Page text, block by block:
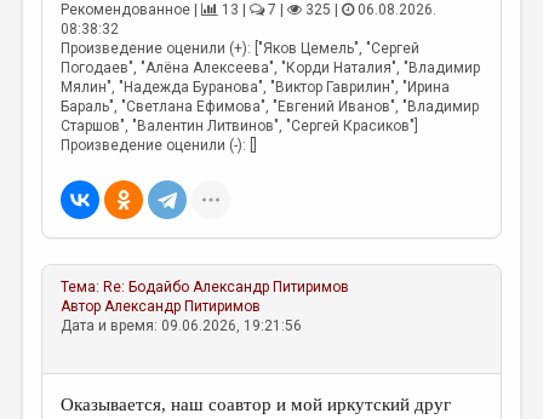
ВКОНТАКТЕ
Рекомендованное |
13 | 7 | 325 |
06.08.2026.
08:38:32
Произведение оценили (+): ["Яков Цемель", "Сергей
Погодаев", "Алёна Алексеева", "Корди Наталия", "Владимир
Мялин", "Надежда Буранова", "Виктор Гаврилин", "Ирина
Бараль", "Светлана Ефимова", "Евгений Иванов", "Владимир
Старшов", "Валентин Литвинов", "Сергей Красиков"]
Произведение оценили (-): []
Тема: Re: Бодайбо Александр Питиримов
АвторАлександр Питиримов
Дата и время: 09.06.2026, 19:21:56
Оказывается, наш соавтор и мой иркутский друг